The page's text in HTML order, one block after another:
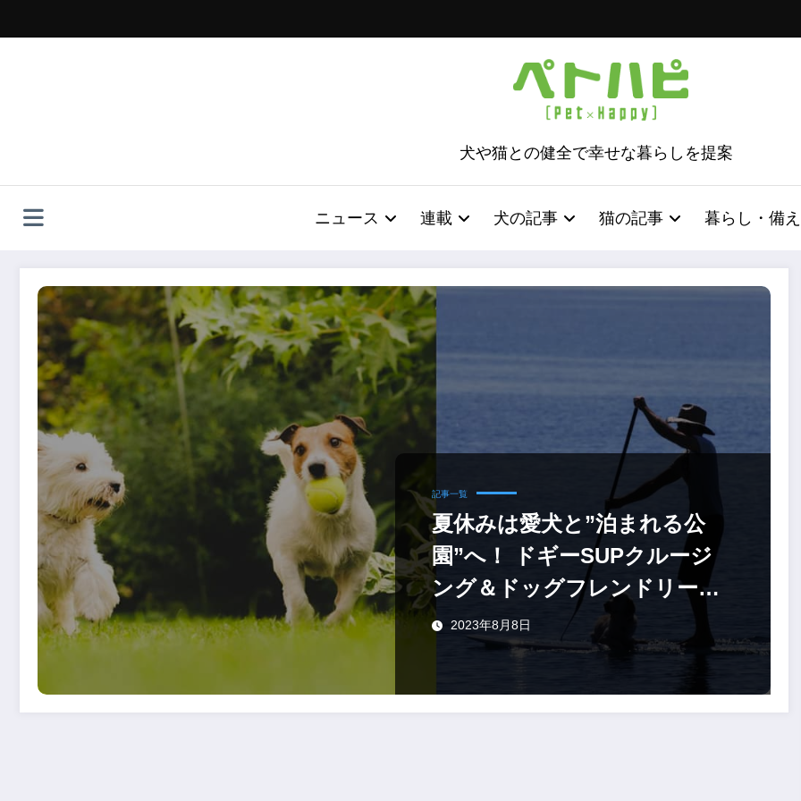
ッ
犬や猫との健全で幸せな暮らしを提案
ニュース 連載 犬の記事 猫の記事 暮らし・備え
記事一覧
夏休みは愛犬と”泊まれる公
園”へ！ ドギーSUPクルージ
ング＆ドッグフレンドリーな
宿泊プラン
2023年8月8日